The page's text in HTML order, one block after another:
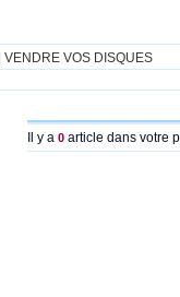
VENDRE VOS DISQUES
Il y a 0 article dans votre